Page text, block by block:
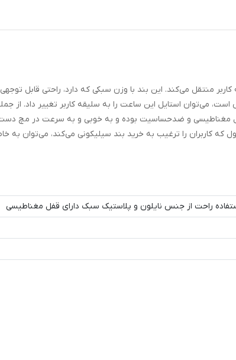
منتقل می‌کند. این بند با وزن سبکی که دارد، راحتی قابل توجهی
می‌توان استایل این ساعت را به سلیقه کاربر تغییر داد. از
مغناطیسی و ضدحساسیت بوده و به خوبی و به سرعت در مچ
که کاربران را ترغیب به خرید بند سیلیکونی می‌کند، می‌توان به
راحت از جنس نایلون و پلاستیک سبک دارای قفل مغناطیسی